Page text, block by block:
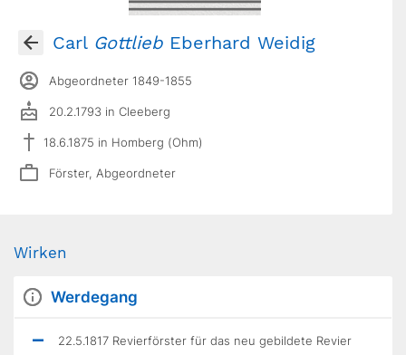
Carl Gottlieb Eberhard Weidig
Abgeordneter 1849-1855
20.2.1793 in Cleeberg
18.6.1875 in Homberg (Ohm)
Förster, Abgeordneter
Wirken
Werdegang
22.5.1817 Revierförster für das neu gebildete Revier